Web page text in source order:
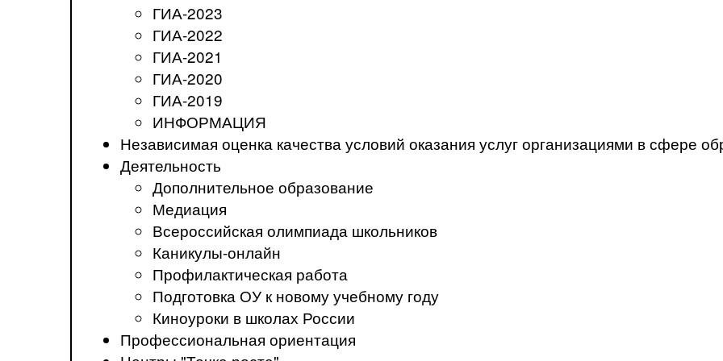
ГИА-2023
ГИА-2022
ГИА-2021
ГИА-2020
ГИА-2019
ИНФОРМАЦИЯ
Независимая оценка качества условий оказания услуг организациями в сфере
Деятельность
Дополнительное образование
Медиация
Всероссийская олимпиада школьников
Каникулы-онлайн
Профилактическая работа
Подготовка ОУ к новому учебному году
Киноуроки в школах России
Профессиональная ориентация